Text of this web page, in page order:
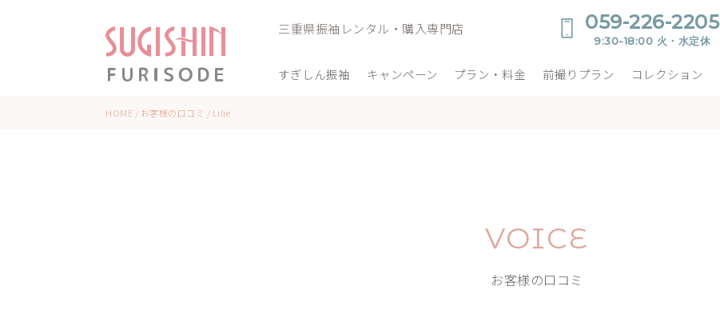
三重県振袖レンタル・購入専門店 059-226-2205
9:30-18:00 火・水定休
すぎしん振袖 キャンペーン プラン・料金 前撮りプラン コレクション
HOME / お客様の口コミ / Lilie
VOICE
お客様の口コミ